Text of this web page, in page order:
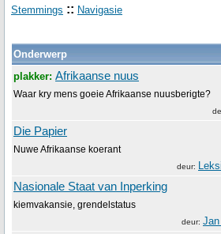
Stemmings :: Navigasie
Onderwerp
plakker: Afrikaanse nuus
Waar kry mens goeie Afrikaanse nuusberigte?
Die Papier
Nuwe Afrikaanse koerant
deur:
Nasionale Staat van Inperking
kiemvakansie, grendelstatus
deur: